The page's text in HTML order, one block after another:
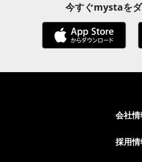
今すぐmystaをダ
会社情
採用情